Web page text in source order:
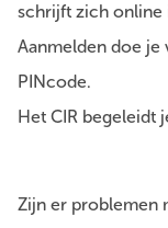
schrijft zich online
Aanmelden doe je
PINcode.
Het CIR begeleidt
Zijn er problemen